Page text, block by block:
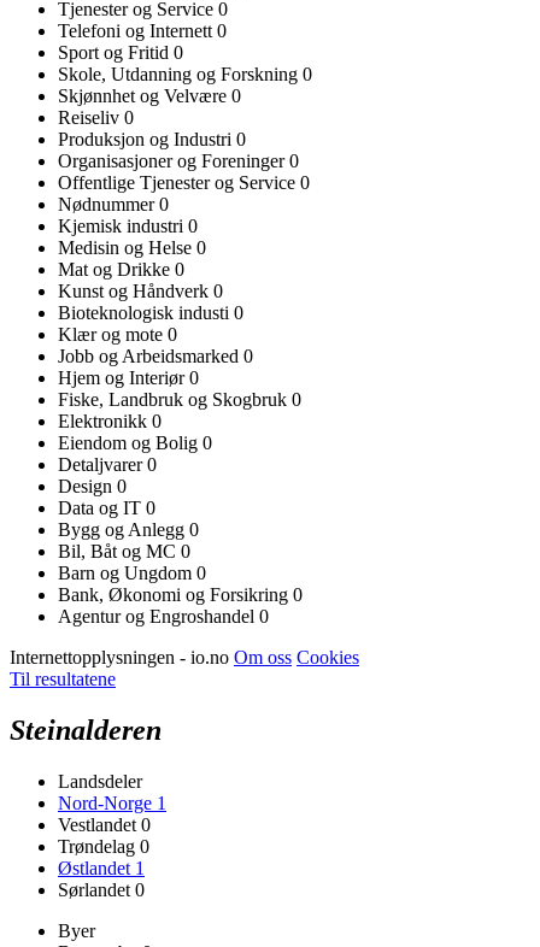
Tjenester og Service 0
Telefoni og Internett 0
Sport og Fritid 0
Skole, Utdanning og Forskning 0
Skjønnhet og Velvære 0
Reiseliv 0
Produksjon og Industri 0
Organisasjoner og Foreninger0
Offentlige Tjenester og Service 0
Nødnummer0
Kjemisk industri 0
Medisin og Helse 0
Mat og Drikke 0
Kunst og Håndverk 0
Bioteknologisk industi 0
Klær og mote 0
Jobb og Arbeidsmarked 0
Hjem og Interiør0
Fiske, Landbruk og Skogbruk 0
Elektronikk 0
Eiendom og Bolig 0
Detaljvarer0
Design 0
Data og IT 0
Bygg og Anlegg 0
Bil, Båt og MC 0
Barn og Ungdom 0
Bank, Økonomi og Forsikring 0
Agentur og Engroshandel 0
Internettopplysningen - io.no Om oss Cookies
Til resultatene
Steinalderen
Landsdeler
Nord-Norge 1
Vestlandet 0
Trøndelag 0
Østlandet 1
Sørlandet 0
Byer